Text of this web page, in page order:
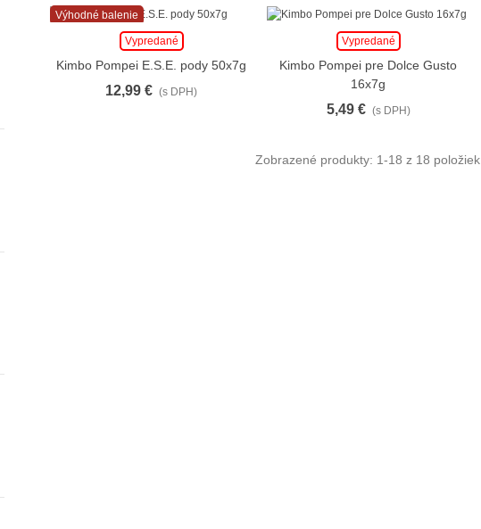
Výhodné balenie
Vypredané
Kimbo Pompei E.S.E. pody 50x7g
12,99 € (s DPH)
Vypredané
Kimbo Pompei pre Dolce Gusto
16x7g
5,49 € (s DPH)
Zobrazené produkty: 1-18 z 18 položiek